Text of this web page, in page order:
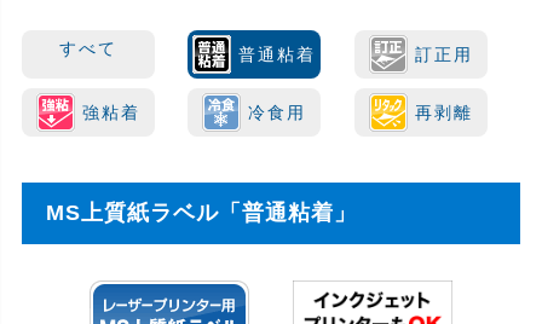
すべて 普通粘着 訂正用
強粘着 冷食用 再剥離
MS上質紙ラベル「普通粘着」